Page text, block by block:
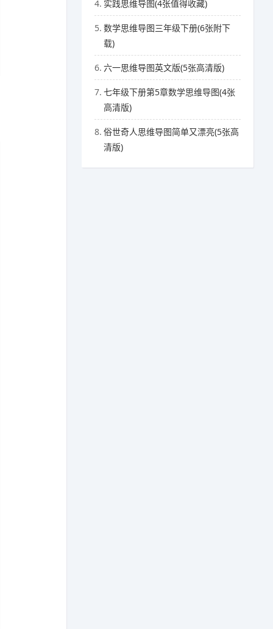
4. 实践思维导图(4张值得收藏)
5. 数学思维导图三年级下册(6张附下
载)
6. 六一思维导图英文版(5张高清版)
7. 七年级下册第5章数学思维导图(4张
高清版)
8. 俗世奇人思维导图简单又漂亮(5张高
清版)